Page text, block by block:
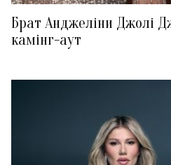
Брат Анджеліни Джолі
камінг-аут